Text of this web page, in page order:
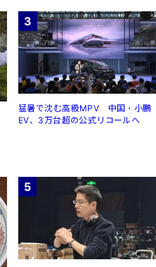
3
猛暑で沈む高級MPV 中国・小鵬
EV、3万台超の公式リコールへ
5